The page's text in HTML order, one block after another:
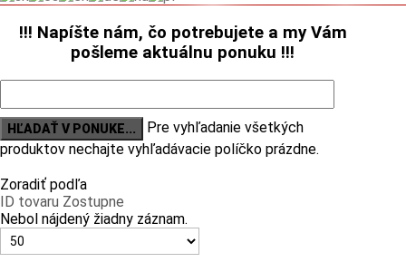
!!! Napíšte nám, čo potrebujete a my Vám
pošleme aktuálnu ponuku !!!
Pre vyhľadanie všetkých
produktov nechajte vyhľadávacie políčko prázdne.
Zoradiť podľa
ID tovaru Zostupne
Nebol nájdený žiadny záznam.